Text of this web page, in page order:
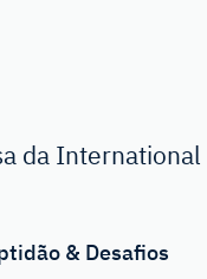
da
& Desafios